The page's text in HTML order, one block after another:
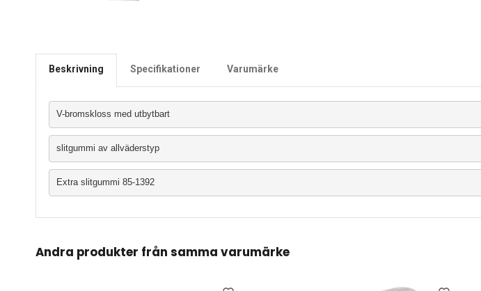
Beskrivning Specifikationer Varumärke
V-bromskloss med utbytbart
slitgummi av allväderstyp
Extra slitgummi 85-1392
Andra produkter från samma varumärke